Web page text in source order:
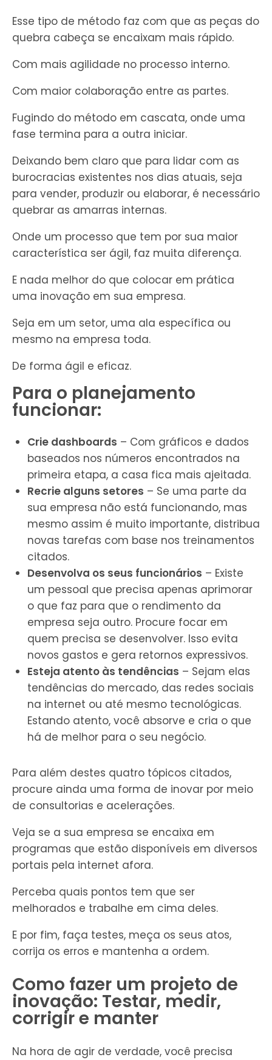
Esse tipo de método faz com que as peças do
quebra cabeça se encaixam mais rápido.
Com mais agilidade no processo interno.
Com maior colaboração entre as partes.
Fugindo do método em cascata, onde uma
fase termina para a outra iniciar.
Deixando bem claro que para lidar com as
burocracias existentes nos dias atuais, seja
para vender, produzir ou elaborar, é necessário
quebrar as amarras internas.
Onde um processo que tem por sua maior
característica ser ágil, faz muita diferença.
E nada melhor do que colocar em prática
uma inovação em sua empresa.
Seja em um setor, uma ala específica ou
mesmo na empresa toda.
De forma ágil e eficaz.
Para o planejamento
funcionar:
Crie dashboards – Com gráficos e dados
baseados nos números encontrados na
primeira etapa, a casa fica mais ajeitada.
Recrie alguns setores – Se uma parte da
sua empresa não está funcionando, mas
mesmo assim é muito importante, distribua
novas tarefas com base nos treinamentos
citados.
Desenvolva os seus funcionários – Existe
um pessoal que precisa apenas aprimorar
o que faz para que o rendimento da
empresa seja outro. Procure focar em
quem precisa se desenvolver. Isso evita
novos gastos e gera retornos expressivos.
Esteja atento às tendências – Sejam elas
tendências do mercado, das redes sociais
na internet ou até mesmo tecnológicas.
Estando atento, você absorve e cria o que
há de melhor para o seu negócio.
Para além destes quatro tópicos citados,
procure ainda uma forma de inovar por meio
de consultorias e acelerações.
Veja se a sua empresa se encaixa em
programas que estão disponíveis em diversos
portais pela internet afora.
Perceba quais pontos tem que ser
melhorados e trabalhe em cima deles.
E por fim, faça testes, meça os seus atos,
corrija os erros e mantenha a ordem.
Como fazer um projeto de
inovação: Testar, medir,
corrigir e manter
Na hora de agir de verdade, você precisa